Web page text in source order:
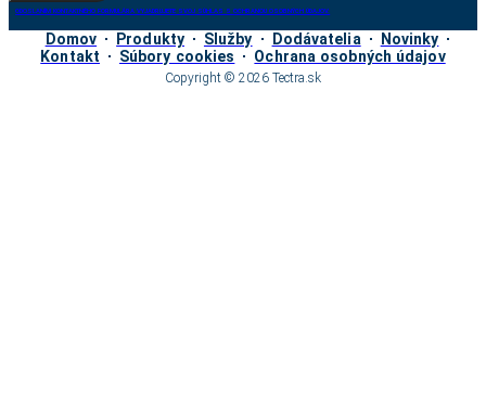
ODOSLANÍM KONTAKTNÉHO FORMULÁRA VYJADRUJETE SVOJ SÚHLAS S OCHRANOU OSOBNÝCH ÚDAJOV.
Domov Produkty Služby Dodávatelia
Novinky
Kontakt
Súbory cookies Ochrana osobných údajov
Copyright © 2026 Tectra.sk